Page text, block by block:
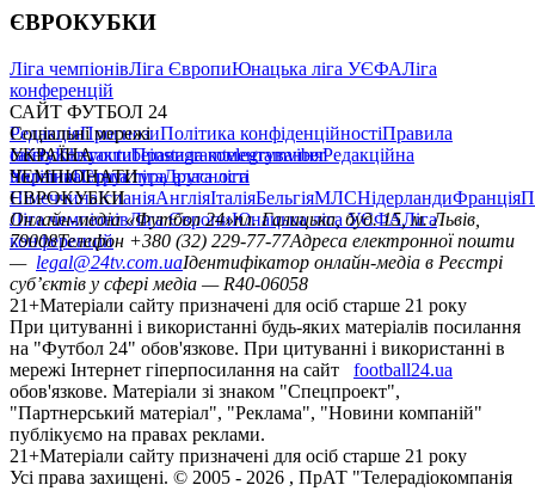
ЄВРОКУБКИ
Ліга чемпіонівЛіга ЄвропиЮнацька ліга УЄФАЛіга
конференцій
САЙТ ФУТБОЛ 24
РедакціяПрогнозиПолітика конфіденційностіПравила
сайтуКонтактиПравила коментуванняРедакційна
політикаСтруктура власності
Соціальні мережі
facebookxyoutubeinstagramtelegramviber
УКРАЇНА
УкраїнаПерша лігаДруга ліга
ЧЕМПІОНАТИ
НімеччинаІспаніяАнгліяІталіяБельгіяМЛСНідерландиФранція
ЄВРОКУБКИ
Ліга чемпіонівЛіга ЄвропиЮнацька ліга УЄФАЛіга
конференцій
Онлайн-медіа «Футбол 24»пл. Галицька, буд. 15, м. Львів,
79008Телефон +380 (32) 229-77-77Адреса електронної пошти
— legal@24tv.com.uaІдентифікатор онлайн-медіа в Реєстрі
суб’єктів у сфері медіа — R40-06058
21+Матеріали сайту призначені для осіб старше 21 року
При цитуванні і використанні будь-яких матеріалів посилання
на "Футбол 24" обов'язкове. При цитуванні і використанні в
мережі Інтернет гіперпосилання на сайт
football24.ua
обов'язкове. Матеріали зі знаком "Спецпроект",
"Партнерський матеріал", "Реклама", "Новини компаній"
публікуємо на правах реклами.
21+Матеріали сайту призначені для осіб старше 21 року
Усi права захищенi. © 2005 - 2026 , ПрАТ "Телерадіокомпанія